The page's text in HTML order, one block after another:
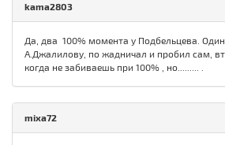
kama2803
Да, два 100% момента у Подбельцева.
А.Джалилову, по жадничал и пробил сам,
когда не забиваешь при 100% , но......... .
mixa72